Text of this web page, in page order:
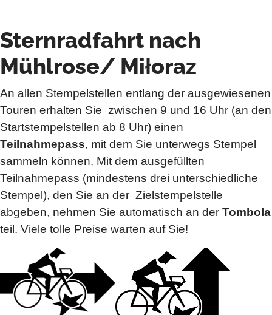
Sternradfahrt nach
Mühlrose/ Miłoraz
An allen Stempelstellen entlang der ausgewiesenen
Touren erhalten Sie zwischen 9 und 16 Uhr (an den
Startstempelstellen ab 8 Uhr) einen
Teilnahmepass, mit dem Sie unterwegs Stempel
sammeln können. Mit dem ausgefüllten
Teilnahmepass (mindestens drei unterschiedliche
Stempel), den Sie an der Zielstempelstelle
abgeben, nehmen Sie automatisch an der Tombola
teil. Viele tolle Preise warten auf Sie!